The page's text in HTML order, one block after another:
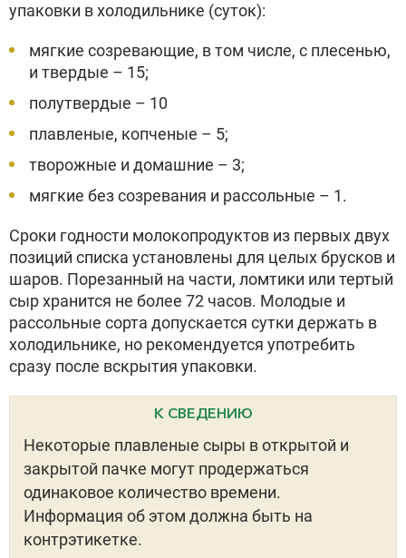
упаковки в холодильнике (суток):
мягкие созревающие, в том числе, с плесенью,
и твердые – 15;
полутвердые – 10
плавленые, копченые – 5;
творожные и домашние – 3;
мягкие без созревания и рассольные – 1.
Сроки годности молокопродуктов из первых двух
позиций списка установлены для целых брусков и
шаров. Порезанный на части, ломтики или тертый
сыр хранится не более 72 часов. Молодые и
рассольные сорта допускается сутки держать в
холодильнике, но рекомендуется употребить
сразу после вскрытия упаковки.
К СВЕДЕНИЮ
Некоторые плавленые сыры в открытой и
закрытой пачке могут продержаться
одинаковое количество времени.
Информация об этом должна быть на
контрэтикетке.